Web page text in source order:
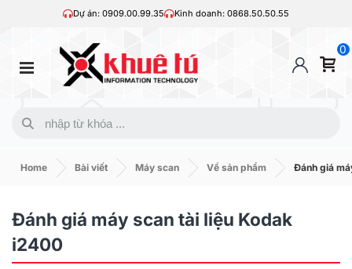
Dự án: 0909.00.99.35 Kinh doanh: 0868.50.50.55
0
Home Bài viết Máy scan Về sản phẩm Đánh giá
Đánh giá máy scan tài liệu Kodak
i2400